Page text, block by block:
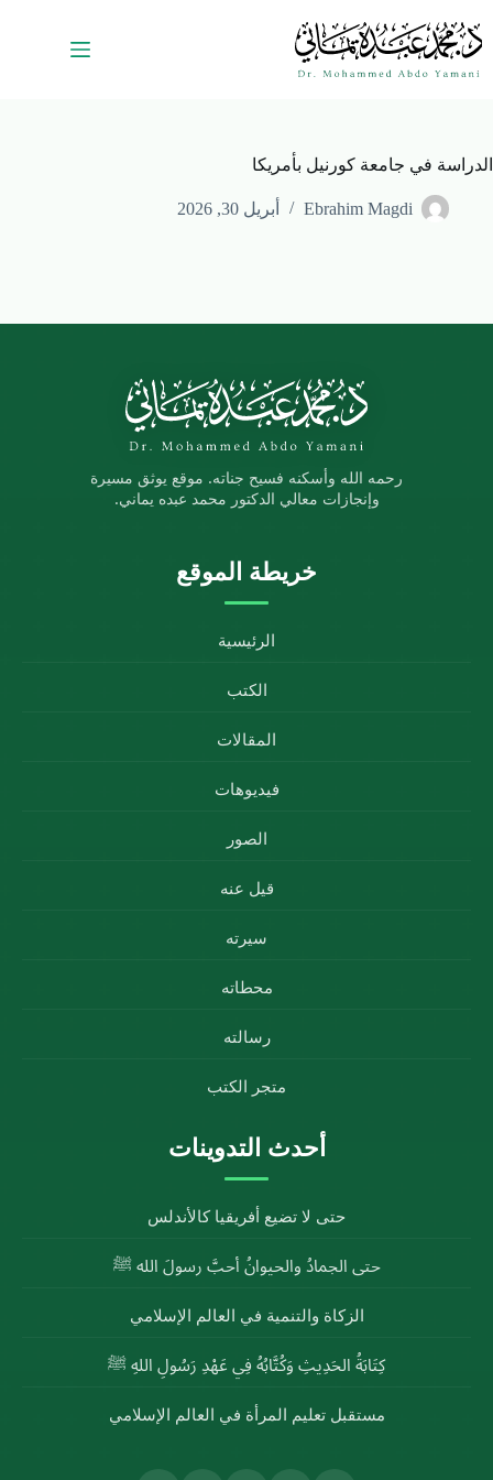
الدراسة في جامعة كورنيل بأمريكا
Ebrahim Magdi أبريل 30, 2026
رحمه الله وأسكنه فسيح جناته. موقع يوثق مسيرة
وإنجازات معالي الدكتور محمد عبده يماني.
خريطة الموقع
الرئيسية
الكتب
المقالات
فيديوهات
الصور
قيل عنه
سيرته
محطاته
رسالته
متجر الكتب
أحدث التدوينات
حتى لا تضيع أفريقيا كالأندلس
حتى الجمادُ والحيوانُ أحبَّ رسولَ الله ﷺ
الزكاة والتنمية في العالم الإسلامي
كِتَابَةُ الحَدِيثِ وَكُتَّابُهُ فِي عَهْدِ رَسُولِ اللهِ ﷺ
مستقبل تعليم المرأة في العالم الإسلامي